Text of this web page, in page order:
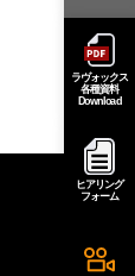
ラヴォックス
各種資料
Download
ヒアリング
フォーム